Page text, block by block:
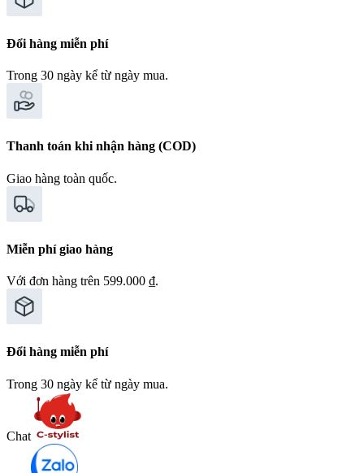
Đổi hàng miễn phí
Trong 30 ngày kể từ ngày mua.
Thanh toán khi nhận hàng (COD)
Giao hàng toàn quốc.
Miễn phí giao hàng
Với đơn hàng trên 599.000 ₫.
Đổi hàng miễn phí
Trong 30 ngày kể từ ngày mua.
Chat